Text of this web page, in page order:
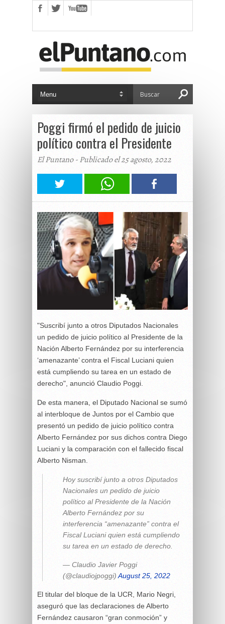
Poggi firmó el pedido de juicio
político contra el Presidente
El Puntano - Publicado el 25 agosto, 2022
"Suscribí junto a otros Diputados Nacionales
un pedido de juicio político al Presidente de la
Nación Alberto Fernández por su interferencia
‘amenazante’ contra el Fiscal Luciani quien
está cumpliendo su tarea en un estado de
derecho", anunció Claudio Poggi.
De esta manera, el Diputado Nacional se sumó
al interbloque de Juntos por el Cambio que
presentó un pedido de juicio político contra
Alberto Fernández por sus dichos contra Diego
Luciani y la comparación con el fallecido fiscal
Alberto Nisman.
Hoy suscribí junto a otros Diputados
Nacionales un pedido de juicio
político al Presidente de la Nación
Alberto Fernández por su
interferencia “amenazante” contra el
Fiscal Luciani quien está cumpliendo
su tarea en un estado de derecho.
— Claudio Javier Poggi
(@claudiojpoggi) August 25, 2022
El titular del bloque de la UCR, Mario Negri,
aseguró que las declaraciones de Alberto
Fernández causaron “gran conmoción” y